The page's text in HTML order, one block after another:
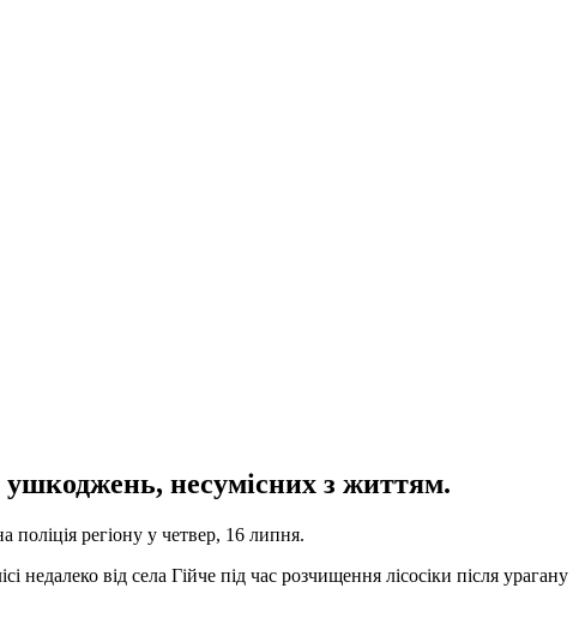
ушкоджень, несумісних з життям.
поліція регіону у четвер, 16 липня.
від села Гійче під час розчищення лісосіки після урагану